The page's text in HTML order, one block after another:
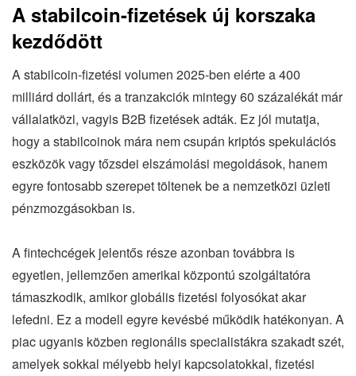
A stabilcoin-fizetések új korszaka
kezdődött
A stabilcoin-fizetési volumen 2025-ben elérte a 400
milliárd dollárt, és a tranzakciók mintegy 60 százalékát már
vállalatközi, vagyis B2B fizetések adták. Ez jól mutatja,
hogy a stabilcoinok mára nem csupán kriptós spekulációs
eszközök vagy tőzsdei elszámolási megoldások, hanem
egyre fontosabb szerepet töltenek be a nemzetközi üzleti
pénzmozgásokban is.
A fintechcégek jelentős része azonban továbbra is
egyetlen, jellemzően amerikai központú szolgáltatóra
támaszkodik, amikor globális fizetési folyosókat akar
lefedni. Ez a modell egyre kevésbé működik hatékonyan. A
piac ugyanis közben regionális specialistákra szakadt szét,
amelyek sokkal mélyebb helyi kapcsolatokkal, fizetési